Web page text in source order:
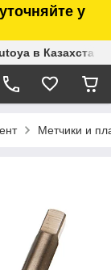
у
в Казахстане
Метчики и